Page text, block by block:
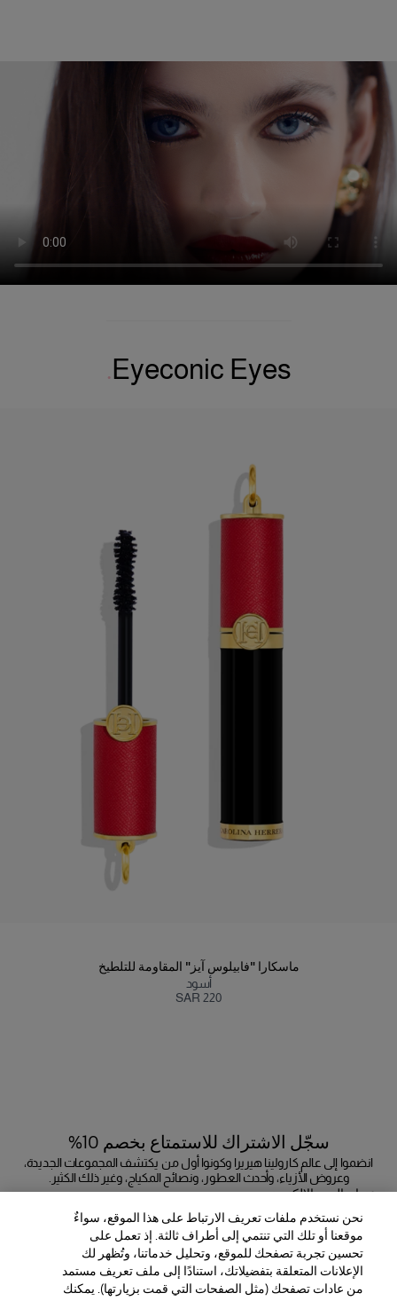
Eyeconic Eyes
ماسكارا "فابيلوس آيز" المقاومة للتلطيخ
أسود
SAR 220
سجّل الاشتراك للاستمتاع بخصم 10%
انضموا إلى عالم كارولينا هيريرا وكونوا أول من يكتشف المجموعات الجديدة،
وعروض الأزياء، وأحدث العطور، ونصائح المكياج، وغير ذلك الكثير.
عنوان البريد الإلكتروني
إرسال
نحن نستخدم ملفات تعريف الارتباط على هذا الموقع، سواءٌ
موقعنا أو تلك التي تنتمي إلى أطراف ثالثة. إذ تعمل على
تحسين تجربة تصفحك للموقع، وتحليل خدماتنا، وتُظهر لك
الإعلانات المتعلقة بتفضيلاتك، استنادًا إلى ملف تعريف مستمد
من عادات تصفحك (مثل الصفحات التي قمت بزيارتها). يمكنك